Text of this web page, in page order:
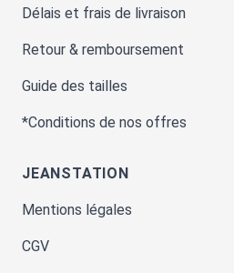
Délais et frais de livraison
Retour & remboursement
Guide des tailles
*Conditions de nos offres
JEANSTATION
Mentions légales
CGV